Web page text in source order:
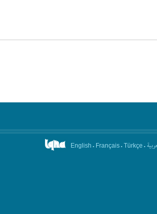
English . Français. Türkçe .